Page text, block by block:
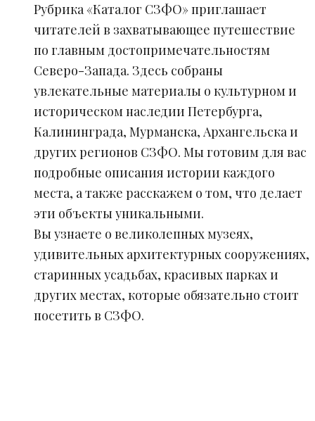
Рубрика «Каталог СЗФО» приглашает
читателей в захватывающее путешествие
по главным достопримечательностям
Северо-Запада. Здесь собраны
увлекательные материалы о культурном и
историческом наследии Петербурга,
Калининграда, Мурманска, Архангельска и
других регионов СЗФО. Мы готовим для вас
подробные описания истории каждого
места, а также расскажем о том, что делает
эти объекты уникальными.
Вы узнаете о великолепных музеях,
удивительных архитектурных сооружениях,
старинных усадьбах, красивых парках и
других местах, которые обязательно стоит
посетить в СЗФО.